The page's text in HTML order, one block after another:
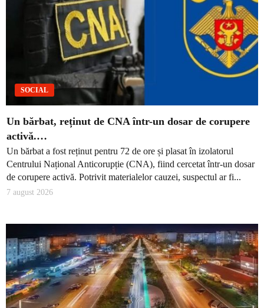
SOCIAL
Un bărbat, reținut de CNA într-un dosar de corupere
activă.…
Un bărbat a fost reținut pentru 72 de ore și plasat în izolatorul
Centrului Național Anticorupție (CNA), fiind cercetat într-un dosar
de corupere activă. Potrivit materialelor cauzei, suspectul ar fi...
7 august 2026